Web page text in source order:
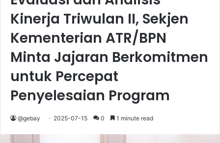
Kinerja Triwulan II, Sekjen
Kementerian ATR/BPN
Minta Jajaran Berkomitmen
untuk Percepat
Penyelesaian Program
@gebay 2025-07-15 0 1 minute read